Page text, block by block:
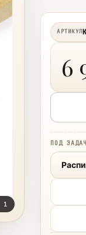
1
АРТИКУЛ
6
ПОД